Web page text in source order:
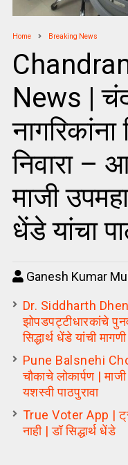
Home Breaking News
News |
निवारा –
माजी
धेंडे यांचा
Ganesh Kumar
Dr. Siddharth
झोपडपट्टीधारकांचे
सिद्धार्थ धेंडे यांची मागणी
Pune Balsnehi
चौकाचे लोकार्पण | माजी
यशस्वी पाठपुरावा
True Voter App | ट्रु
नाही | डॉ सिद्धार्थ धेंडे